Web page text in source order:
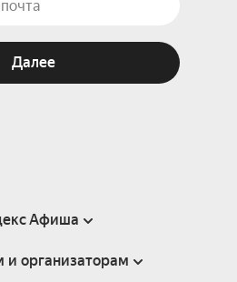
Далее
Афиша
Справка
и организаторам